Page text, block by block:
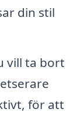
din stil
vill ta bort
för att